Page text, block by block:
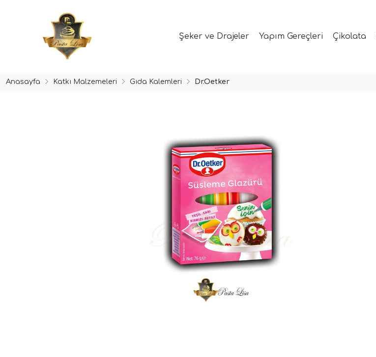
Şeker ve Drajeler Yapım Gereçleri Çikolata
Anasayfa Katkı Malzemeleri Gıda Kalemleri Dr.Oetker